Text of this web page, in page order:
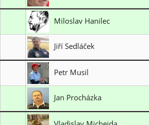
SK RAPID Praha
Miloslav Hanilec
Jiří Sedláček
SK Nové Město nad Metují
Petr Musil
Jan Procházka
LK Votice